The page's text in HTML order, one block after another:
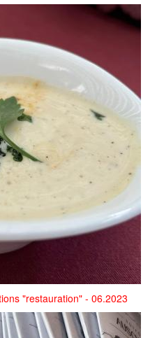
"restauration" - 06.2023